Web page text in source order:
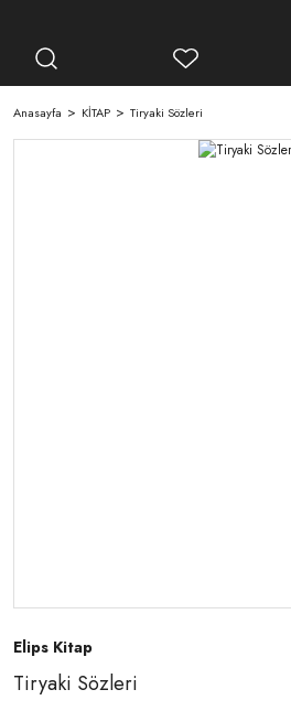
Anasayfa KİTAP Tiryaki Sözleri
Elips Kitap
Tiryaki Sözleri